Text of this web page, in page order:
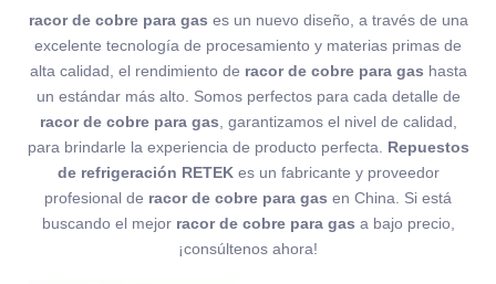
racor de cobre para gas es un nuevo diseño, a través de una
excelente tecnología de procesamiento y materias primas de
alta calidad, el rendimiento de racor de cobre para gas hasta
un estándar más alto. Somos perfectos para cada detalle de
racor de cobre para gas, garantizamos el nivel de calidad,
para brindarle la experiencia de producto perfecta. Repuestos
de refrigeración RETEKes un fabricante y proveedor
profesional de racor de cobre para gas en China. Si está
buscando el mejor racor de cobre para gas a bajo precio,
¡consúltenos ahora!